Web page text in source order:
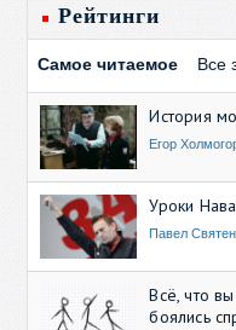
Рейтинги
Самое читаемое Все
История
Егор
Уроки
Павел
Всё, что
боялись